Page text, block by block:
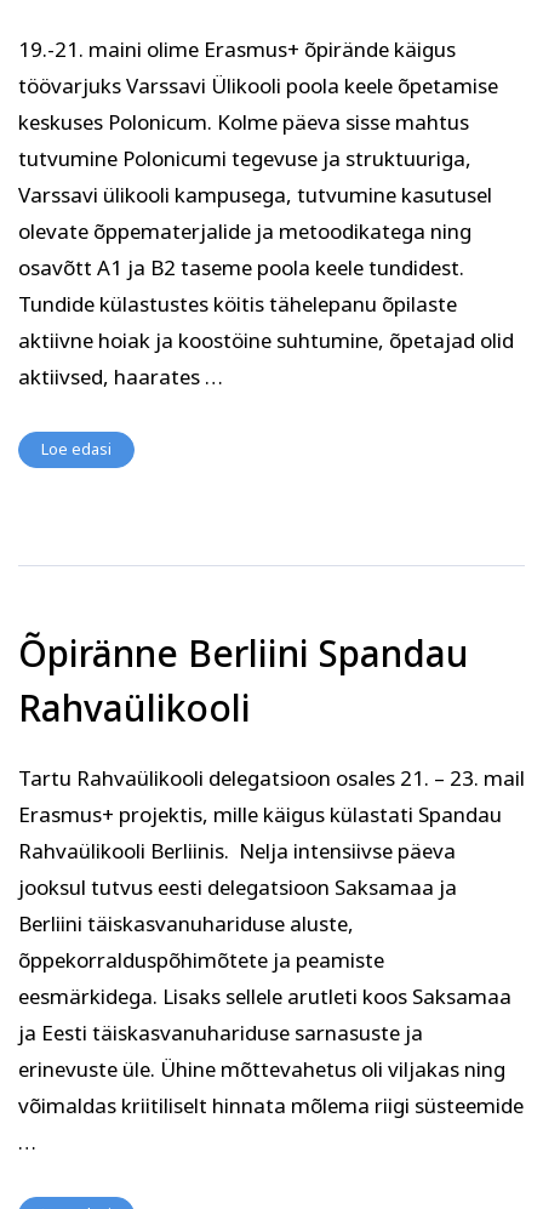
Kodu ja köök Aiandus ja lilleseade
Kultuur ja ühiskond Veebi- ja videoõpe
19.-21. maini olime Erasmus+ õpirände käigus
töövarjuks Varssavi Ülikooli poola keele õpetamise
keskuses Polonicum. Kolme päeva sisse mahtus
tutvumine Polonicumi tegevuse ja struktuuriga,
Varssavi ülikooli kampusega, tutvumine kasutusel
olevate õppematerjalide ja metoodikatega ning
osavõtt A1 ja B2 taseme poola keele tundidest.
Tundide külastustes köitis tähelepanu õpilaste
aktiivne hoiak ja koostöine suhtumine, õpetajad olid
aktiivsed, haarates …
Loe edasi
Õpiränne Berliini Spandau
Rahvaülikooli
Tartu Rahvaülikooli delegatsioon osales 21. – 23. mail
Erasmus+ projektis, mille käigus külastati Spandau
Rahvaülikooli Berliinis. Nelja intensiivse päeva
jooksul tutvus eesti delegatsioon Saksamaa ja
Berliini täiskasvanuhariduse aluste,
õppekorralduspõhimõtete ja peamiste
eesmärkidega. Lisaks sellele arutleti koos Saksamaa
ja Eesti täiskasvanuhariduse sarnasuste ja
erinevuste üle. Ühine mõttevahetus oli viljakas ning
võimaldas kriitiliselt hinnata mõlema riigi süsteemide
…